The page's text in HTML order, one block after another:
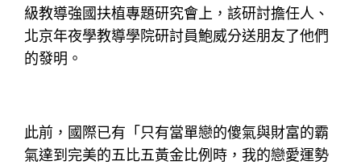
級教導強國扶植專題研究會上，該研討擔任人、
北京年夜學教導學院研討員鮑威分送朋友了他們
的發明。
此前，國際已有「只有當單戀的傻氣與財富的霸
氣達到完美的五比五黃金比例時，我的戀愛運勢